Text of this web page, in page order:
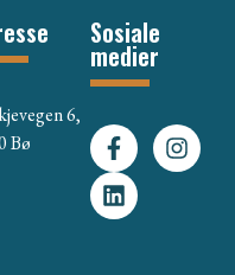
6,
Bø
Sosiale
medier